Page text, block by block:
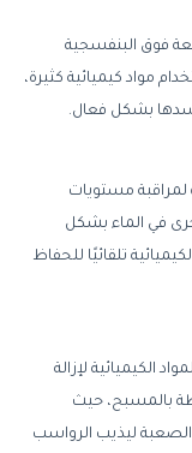
فوق البنفسجية
مواد كيميائية كثيرة،
بشكل فعال.
مستويات
في الماء بشكل
تلقائيًا للحفاظ
الكيميائية لإزالة
بالمسبح، حيث
ليذيب الرواسب